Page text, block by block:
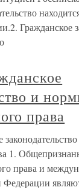
Гражданское
и
права
1.
права и